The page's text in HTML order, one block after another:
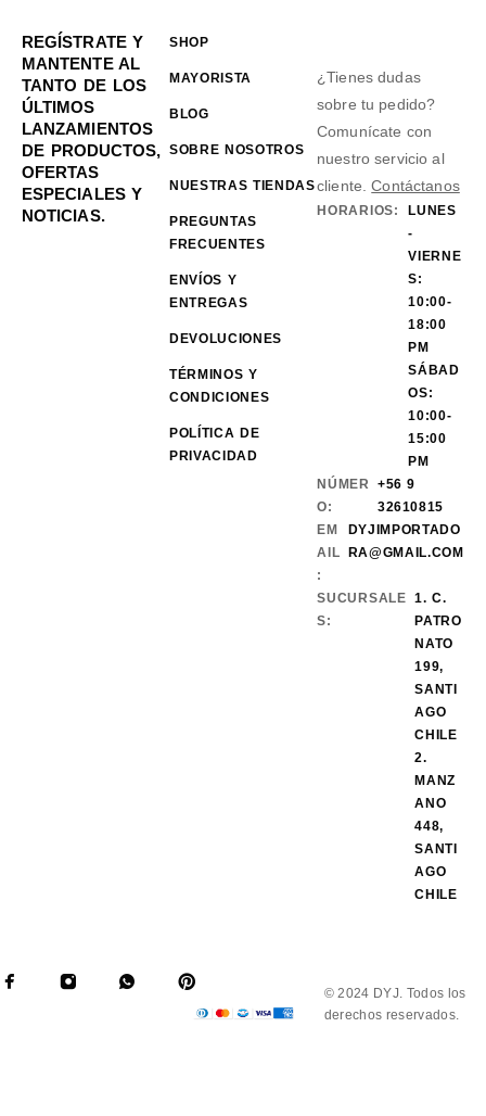
REGÍSTRATE Y
MANTENTE AL
TANTO DE LOS
ÚLTIMOS
LANZAMIENTOS
DE PRODUCTOS,
OFERTAS
ESPECIALES Y
NOTICIAS.
SHOP
MAYORISTA
BLOG
SOBRE NOSOTROS
NUESTRAS TIENDAS
PREGUNTAS
FRECUENTES
ENVÍOS Y
ENTREGAS
DEVOLUCIONES
TÉRMINOS Y
CONDICIONES
POLÍTICA DE
PRIVACIDAD
¿Tienes dudas
sobre tu pedido?
Comunícate con
nuestro servicio al
cliente.Contáctanos
HORARIOS:
LUNES
-
VIERNE
S:
10:00-
18:00
PM
SÁBAD
OS:
10:00-
15:00
PM
NÚMER
O:
+56 9
32610815
EM
AIL
:
DYJIMPORTADO
RA@GMAIL.COM
SUCURSALE
S:
1. C.
PATRO
NATO
199,
SANTI
AGO
CHILE
2.
MANZ
ANO
448,
SANTI
AGO
CHILE
© 2024 DYJ. Todos los
derechos reservados.